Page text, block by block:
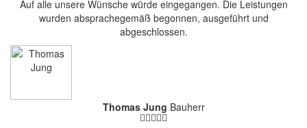
Auf alle unsere Wünsche würde eingegangen. Die Leistungen
wurden absprachegemäß begonnen, ausgeführt und
abgeschlossen.
Thomas Jung Bauherr